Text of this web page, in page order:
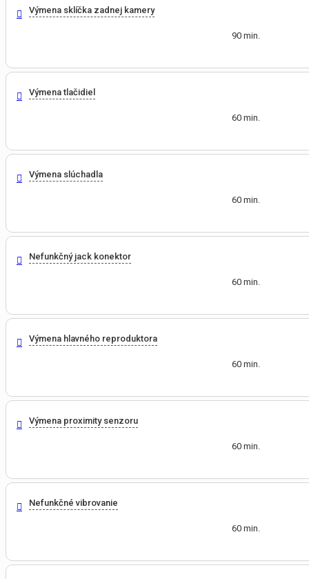
Výmena sklíčka zadnej kamery
90 min.
Výmena tlačidiel
60 min.
Výmena slúchadla
60 min.
Nefunkčný jack konektor
60 min.
Výmena hlavného reproduktora
60 min.
Výmena proximity senzoru
60 min.
Nefunkčné vibrovanie
60 min.